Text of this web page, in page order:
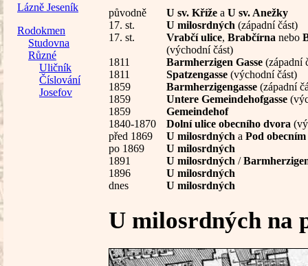
Lázně Jeseník
Rodokmen
Studovna
Různé
Uličník
Číslování
Josefov
původně U sv. Kříže a U sv. Anežky
17. st.
U milosrdných (západní část)
17. st.
Vrabčí ulice, Brabčírna nebo
(východní část)
1811
Barmherzigen Gasse (západní
1811
Spatzengasse (východní část)
1859
Barmherzigengasse (západní
1859
Untere Gemeindehofgasse
1859
Gemeindehof
1840-1870
Dolní ulice obecního dvora
před 1869
U milosrdných a Pod
po 1869
U milosrdných
1891
U milosrdných /
1896
U milosrdných
dnes
U milosrdných
U milosrdných na